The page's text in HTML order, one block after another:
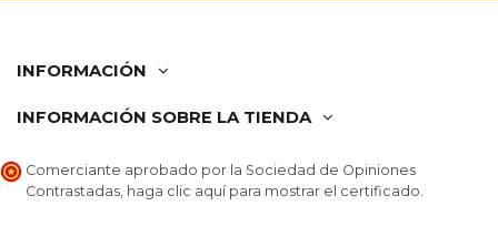
INFORMACIÓN
INFORMACIÓN SOBRE LA TIENDA
Comerciante aprobado por la Sociedad de Opiniones
Contrastadas, haga clic aquí para mostrar el certificado.